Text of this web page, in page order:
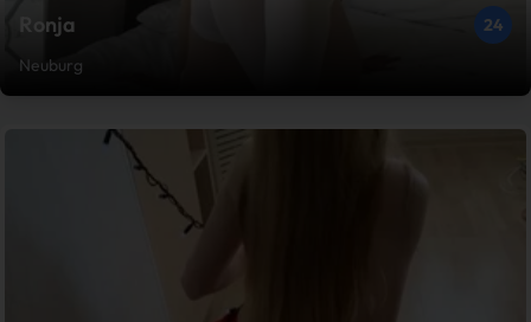
Ronja
24
Neuburg